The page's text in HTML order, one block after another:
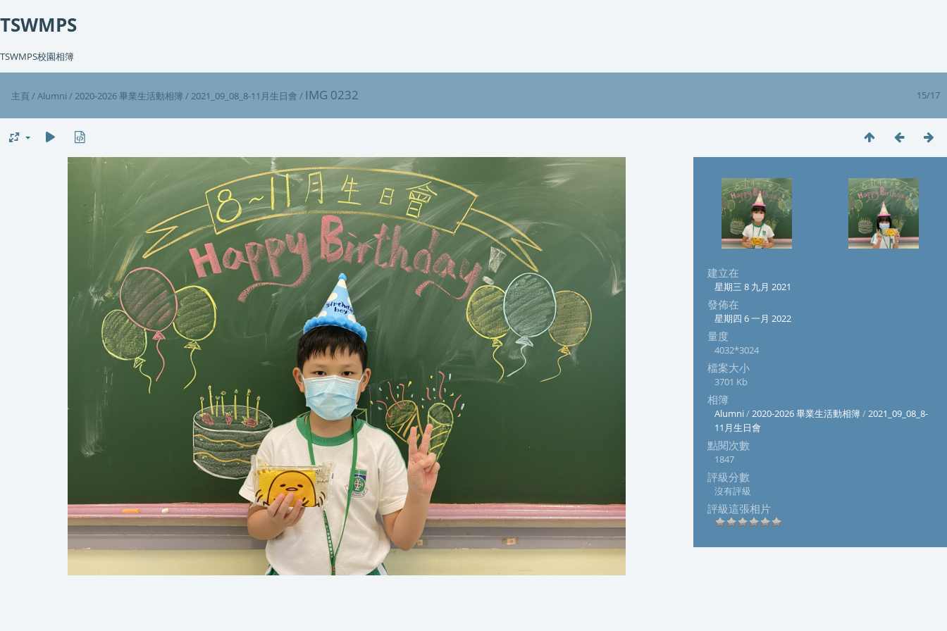
TSWMPS
TSWMPS校園相簿
15/17
主頁 /Alumni /2020-2026 畢業生活動相簿 /2021_09_08_8-11月生日會 / IMG 0232
建立在
星期三 8 九月 2021
發佈在
星期四 6 一月 2022
量度
4032*3024
檔案大小
3701 Kb
相簿
Alumni/2020-2026 畢業生活動相簿/2021_09_08_8-
11月生日會
點閱次數
1847
評級分數
沒有評級
評級這張相片